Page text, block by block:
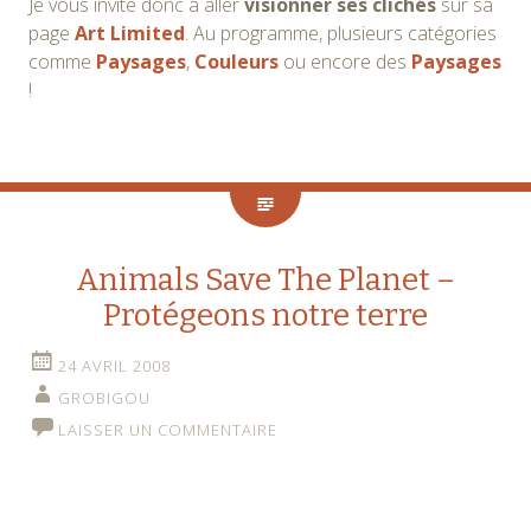
page Art Limited. Au programme, plusieurs catégories
comme Paysages, Couleurs ou encore des Paysages
!
Animals Save The Planet –
Protégeons notre terre
24 AVRIL 2008
GROBIGOU
LAISSER UN COMMENTAIRE